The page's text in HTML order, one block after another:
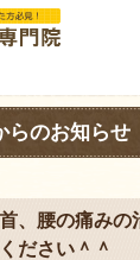
らのお知らせ
、腰の痛みの
ださい＾＾